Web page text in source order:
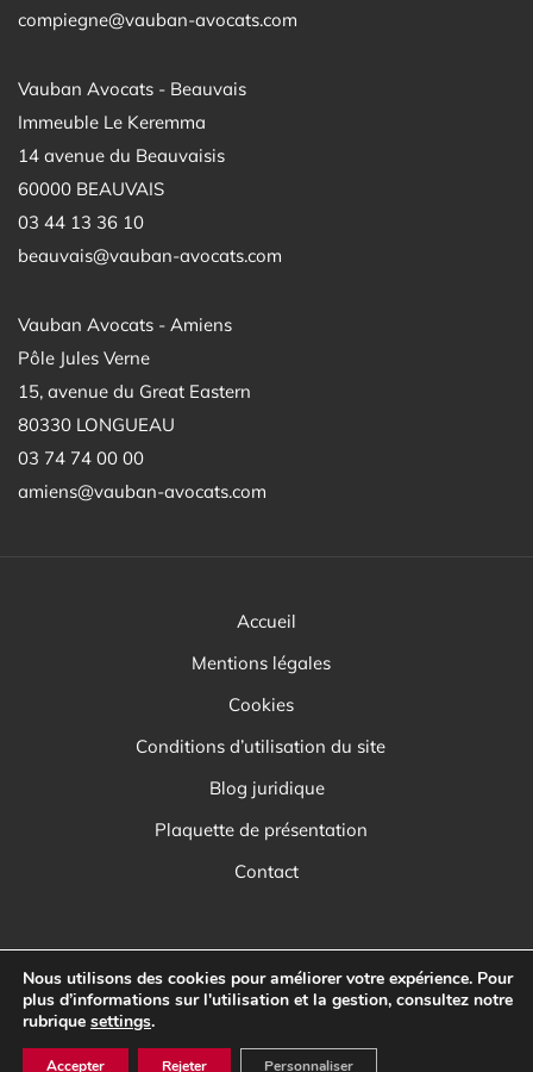
compiegne@vauban-avocats.com
Vauban Avocats - Beauvais
Immeuble Le Keremma
14 avenue du Beauvaisis
60000 BEAUVAIS
03 44 13 36 10
beauvais@vauban-avocats.com
Vauban Avocats - Amiens
Pôle Jules Verne
15, avenue du Great Eastern
80330 LONGUEAU
03 74 74 00 00
amiens@vauban-avocats.com
Accueil
Mentions légales
Cookies
Conditions d’utilisation du site
Blog juridique
Plaquette de présentation
Contact
Nous utilisons des cookies pour améliorer votre expérience. Pour
plus d’informations sur l'utilisation et la gestion, consultez notre
rubrique settings.
Accepter Rejeter Personnaliser